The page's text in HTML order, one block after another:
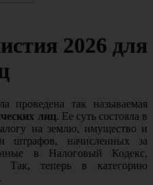
2026 для
проведена так называемая
лиц. Ее суть состояла в
на землю, имущество и
штрафов, начисленных за
в Налоговый Кодекс,
Так, теперь в категорию